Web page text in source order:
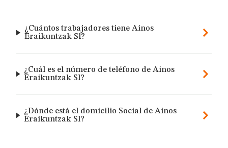
¿Cuántos trabajadores tiene Ainos
Eraikuntzak Sl?
¿Cuál es el número de teléfono de Ainos
Eraikuntzak Sl?
¿Dónde está el domicilio Social de Ainos
Eraikuntzak Sl?